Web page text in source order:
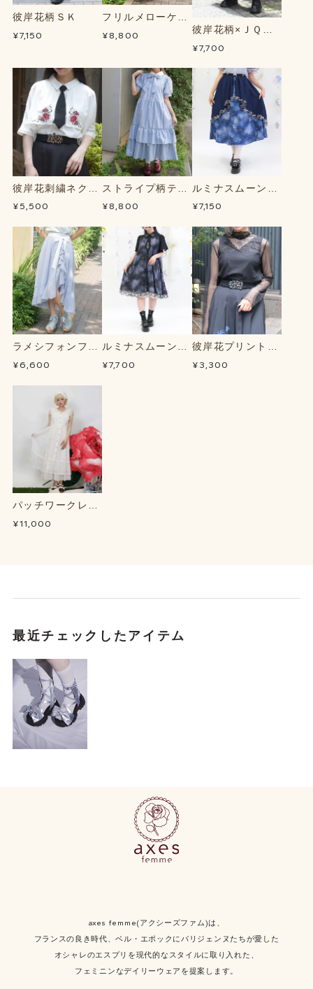
彼岸花柄ＳＫ
¥7,150
フリルメローケー
プワンピース
¥8,800
彼岸花柄×ＪＱパ
ンツ
¥7,700
彼岸花刺繍ネクタ
イＢＬ
¥5,500
ストライプ柄ティ
アードＯＰ
¥8,800
ルミナスムーン柄
２ＷＡＹＳＫ
¥7,150
ラメシフォンフリ
ルＳＫ
¥6,600
ルミナスムーン柄
ワンピース
¥7,700
彼岸花プリントシ
アートップス
¥3,300
パッチワークレー
スＯＰ
¥11,000
最近チェックしたアイテム
axes femme(アクシーズファム)は、
フランスの良き時代、ベル・エポックにパリジェンヌたちが愛した
オシャレのエスプリを現代的なスタイルに取り入れた、
フェミニンなデイリーウェアを提案します。